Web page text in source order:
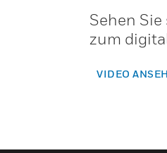
Sehen
zum
VIDEO